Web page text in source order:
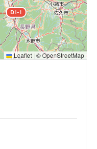
D1-1
Leaflet | ©OpenStreetMap